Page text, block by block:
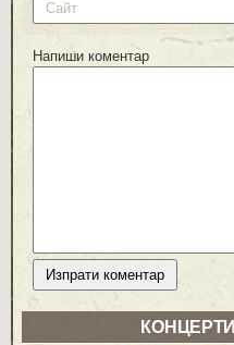
Напиши коментар
КОНЦЕРТИ